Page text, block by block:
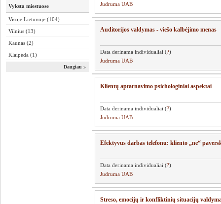
Vyksta miestuose
Visoje Lietuvoje (104)
Vilnius (13)
Kaunas (2)
Klaipėda (1)
Daugiau »
Judruma UAB
Auditorijos valdymas - viešo kalbėjimo menas
Data derinama individualiai (?)
Judruma UAB
Klientų aptarnavimo psichologiniai aspektai
Data derinama individualiai (?)
Judruma UAB
Efektyvus darbas telefonu: kliento „ne“
Data derinama individualiai (?)
Judruma UAB
Streso, emocijų ir konfliktinių situacijų